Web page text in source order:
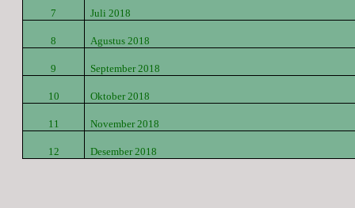
7 Juli 2018
8 Agustus 2018
9 September 2018
10 Oktober 2018
11 November 2018
12 Desember 2018